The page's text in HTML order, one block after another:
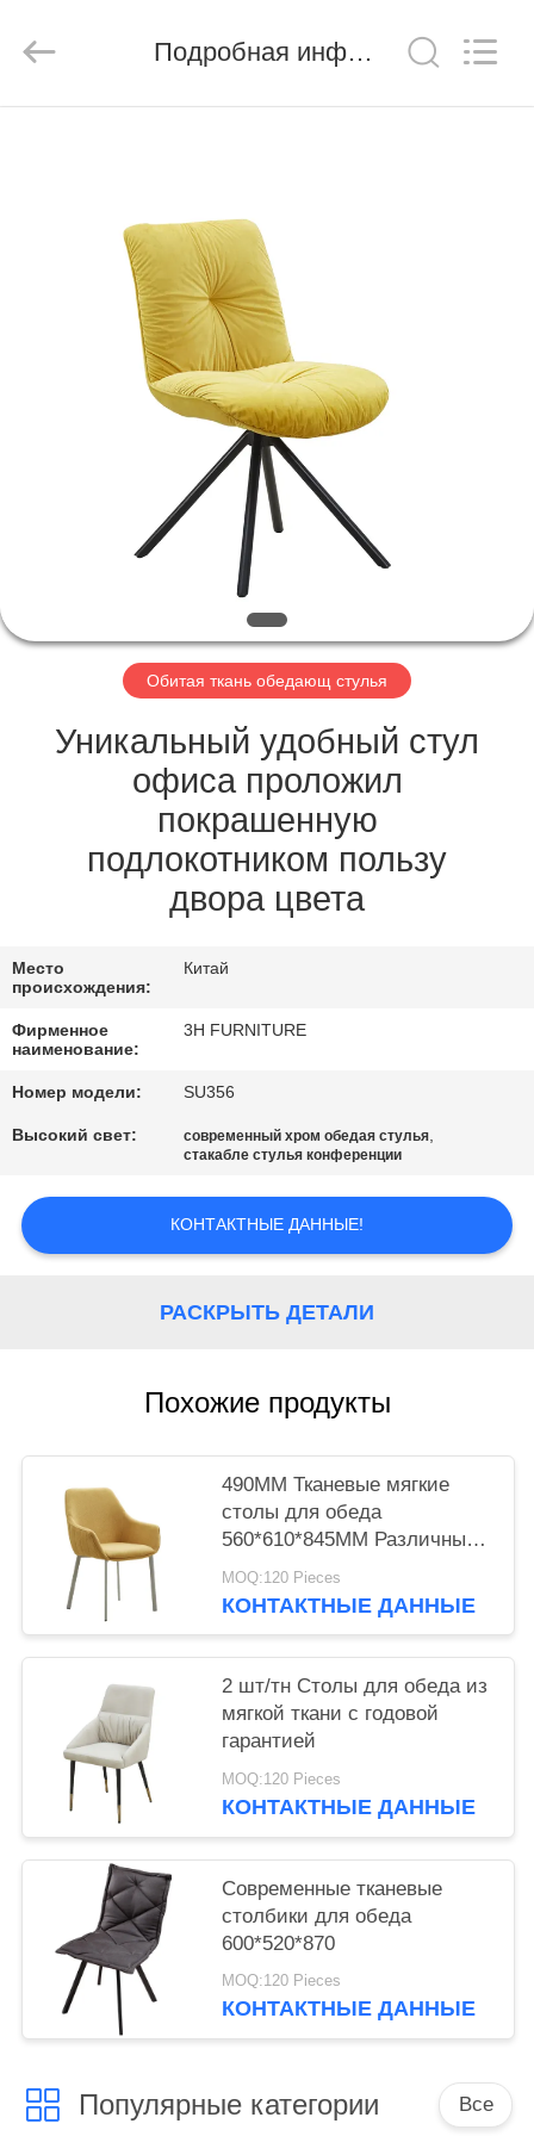
ПУТЕШЕСТВИЕ
ПРОВЕРКА
КАЧЕСТВА
КОНТАКТ
США
СПРОСИТЕ
КАРТА
PRIVACY
POLICY
Reserved.
Подробная информация о продукте
Обитая ткань обедающ стулья
Уникальный удобный стул
офиса проложил
покрашенную
подлокотником пользу
двора цвета
Место
происхождения:
Китай
Фирменное
наименование:
3H FURNITURE
Номер модели: SU356
Высокий свет: современный хром обедая стулья,
стакабле стулья конференции
КОНТАКТНЫЕ ДАННЫЕ!
РАСКРЫТЬ ДЕТАЛИ
Похожие продукты
490MM Тканевые мягкие
столы для обеда
560*610*845MM Различные
цвета
MOQ:120 Pieces
КОНТАКТНЫЕ ДАННЫЕ
2 шт/тн Столы для обеда из
мягкой ткани с годовой
гарантией
MOQ:120 Pieces
КОНТАКТНЫЕ ДАННЫЕ
Современные тканевые
столбики для обеда
600*520*870
MOQ:120 Pieces
КОНТАКТНЫЕ ДАННЫЕ
Популярные категории Все